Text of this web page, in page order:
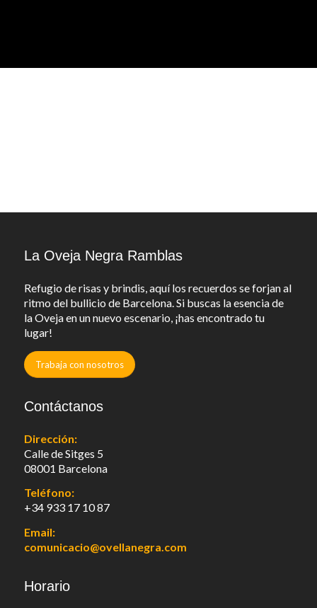
La Oveja Negra Ramblas
Refugio de risas y brindis, aquí los recuerdos se forjan al
ritmo del bullicio de Barcelona. Si buscas la esencia de
la Oveja en un nuevo escenario, ¡has encontrado tu
lugar!
Trabaja con nosotros
Contáctanos
Dirección:
Calle de Sitges 5
08001 Barcelona
Teléfono:
+34 933 17 10 87
Email:
comunicacio@ovellanegra.com
Horario